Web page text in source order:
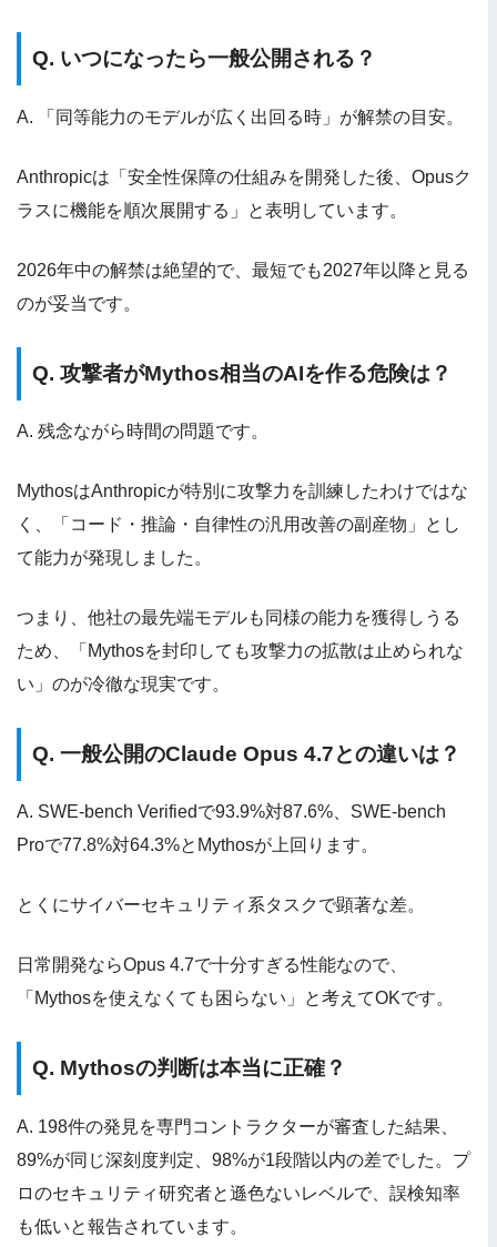
Q. いつになったら一般公開される？
A. 「同等能力のモデルが広く出回る時」が解禁の目安。
Anthropicは「安全性保障の仕組みを開発した後、Opusク
ラスに機能を順次展開する」と表明しています。
2026年中の解禁は絶望的で、最短でも2027年以降と見る
のが妥当です。
Q. 攻撃者がMythos相当のAIを作る危険は？
A. 残念ながら時間の問題です。
MythosはAnthropicが特別に攻撃力を訓練したわけではな
く、「コード・推論・自律性の汎用改善の副産物」とし
て能力が発現しました。
つまり、他社の最先端モデルも同様の能力を獲得しうる
ため、「Mythosを封印しても攻撃力の拡散は止められな
い」のが冷徹な現実です。
Q. 一般公開のClaude Opus 4.7との違いは？
A. SWE-bench Verifiedで93.9%対87.6%、SWE-bench
Proで77.8%対64.3%とMythosが上回ります。
とくにサイバーセキュリティ系タスクで顕著な差。
日常開発ならOpus 4.7で十分すぎる性能なので、
「Mythosを使えなくても困らない」と考えてOKです。
Q. Mythosの判断は本当に正確？
A. 198件の発見を専門コントラクターが審査した結果、
89%が同じ深刻度判定、98%が1段階以内の差でした。プ
ロのセキュリティ研究者と遜色ないレベルで、誤検知率
も低いと報告されています。